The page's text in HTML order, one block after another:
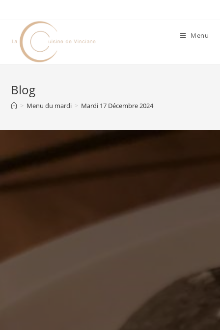
Menu
Blog
> Menu du mardi > Mardi 17 Décembre 2024